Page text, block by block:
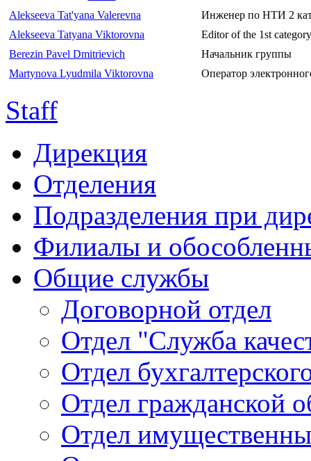
Alekseeva Tat'yana Valerevna
Инженер по НТИ 2
Alekseeva Tatyana Viktorovna
Editor of the 1st category
Berezin Pavel Dmitrievich
Начальник группы
Martynova Lyudmila Viktorovna
Оператор
Staff
Дирекция
Отделения
Подразделения при
Филиалы и
Общие службы
Договорной отдел
Отдел "Служба
Отдел
Отдел гражданской
Отдел